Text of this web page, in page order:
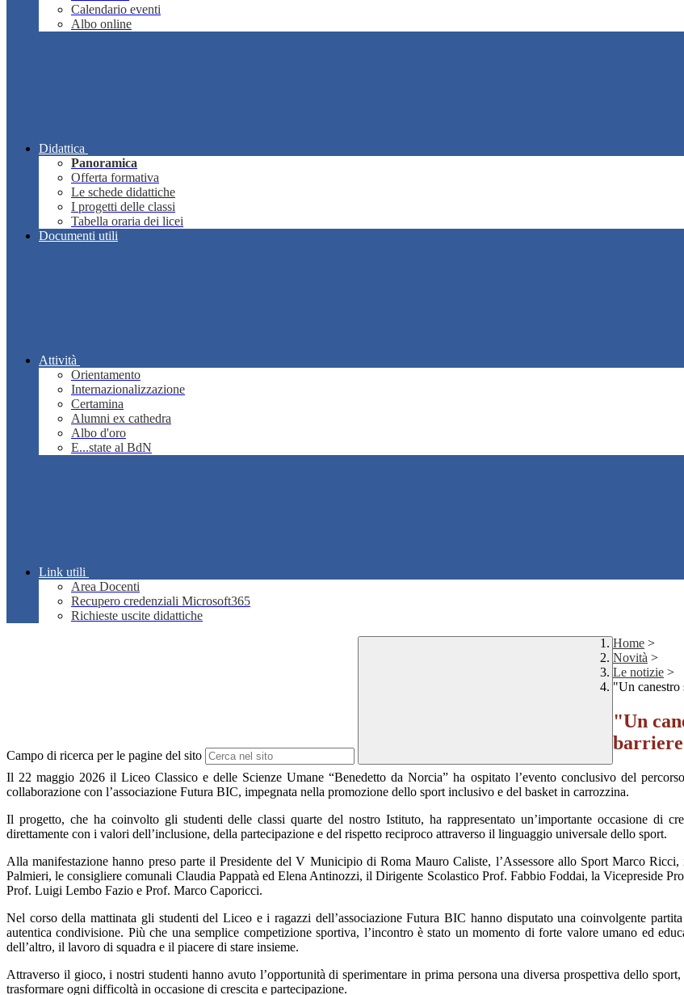
Calendario eventi
Albo online
Didattica
Panoramica
Offerta formativa
Le schede didattiche
I progetti delle classi
Tabella oraria dei licei
Documenti utili
Attività
Orientamento
Internazionalizzazione
Certamina
Alumni ex cathedra
Albo d'oro
E...state al BdN
Link utili
Area Docenti
Recupero credenziali Microsoft365
Richieste uscite didattiche
Campo di ricerca per le pagine del sito
Home >
Novità >
Le notizie >
"Un canestro
"Un
barriere
Il 22 maggio 2026 il Liceo Classico e delle Scienze Umane “Benedetto da Norcia” ha ospitato l’evento conclusivo del
collaborazione con l’associazione Futura BIC, impegnata nella promozione dello sport inclusivo e del basket in carrozzina.
Il progetto, che ha coinvolto gli studenti delle classi quarte del nostro Istituto, ha rappresentato un’importante occasione di
direttamente con i valori dell’inclusione, della partecipazione e del rispetto reciproco attraverso il linguaggio universale dello sport.
Alla manifestazione hanno preso parte il Presidente del V Municipio di Roma Mauro Caliste, l’Assessore allo Sport Marco
Palmieri, le consigliere comunali Claudia Pappatà ed Elena Antinozzi, il Dirigente Scolastico Prof. Fabbio Foddai, la Vicepreside
Prof. Luigi Lembo Fazio e Prof. Marco Caporicci.
Nel corso della mattinata gli studenti del Liceo e i ragazzi dell’associazione Futura BIC hanno disputato una coinvolgente
autentica condivisione. Più che una semplice competizione sportiva, l’incontro è stato un momento di forte valore umano ed
dell’altro, il lavoro di squadra e il piacere di stare insieme.
Attraverso il gioco, i nostri studenti hanno avuto l’opportunità di sperimentare in prima persona una diversa prospettiva dello
trasformare ogni difficoltà in occasione di crescita e partecipazione.